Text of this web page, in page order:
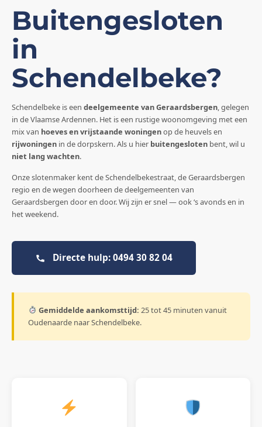
Buitengesloten
in
Schendelbeke?
Schendelbeke is een deelgemeente van Geraardsbergen, gelegen
in de Vlaamse Ardennen. Het is een rustige woonomgeving met een
mix van hoeves en vrijstaande woningenop de heuvels en
rijwoningen in de dorpskern. Als u hier buitengesloten bent, wil u
niet lang wachten.
Onze slotenmaker kent de Schendelbekestraat, de Geraardsbergen
regio en de wegen doorheen de deelgemeenten van
Geraardsbergen door en door. Wij zijn er snel — ook ‘s avonds en in
het weekend.
Directe hulp: 0494 30 82 04
Gemiddelde aankomsttijd: 25 tot 45 minuten vanuit
Oudenaarde naar Schendelbeke.